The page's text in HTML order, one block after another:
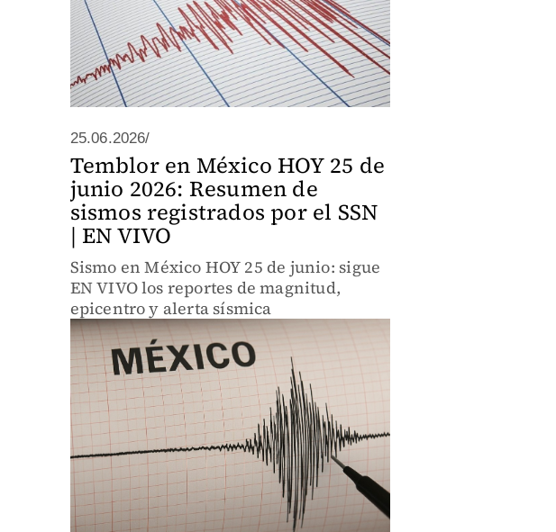
25.06.2026/
Temblor en México HOY 25 de
junio 2026: Resumen de
sismos registrados por el SSN
| EN VIVO
Sismo en México HOY 25 de junio: sigue
EN VIVO los reportes de magnitud,
epicentro y alerta sísmica